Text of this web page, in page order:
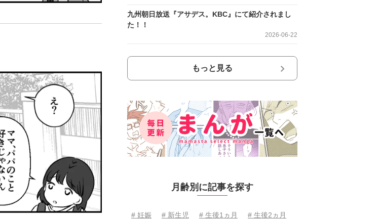
九州朝日放送『アサデス。KBC』にて紹介されまし
た！！
2026-06-22
もっと見る
月齢別に記事を探す
# 妊娠 # 新生児 # 生後1ヵ月
# 生後2ヵ月